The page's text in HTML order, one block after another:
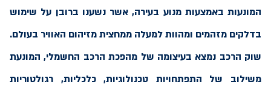
המונעות באמצעות מנוע בעירה, אשר נשענו ברובן על שימוש
בדלקים מזהמים ומהוות למעלה ממחצית מזיהום האוויר בעולם.
שוק הרכב נמצא בעיצומה של מהפכת הרכב החשמלי, המונעת
משילוב של התפתחויות טכנולוגיות, כלכליות, רגולטוריות